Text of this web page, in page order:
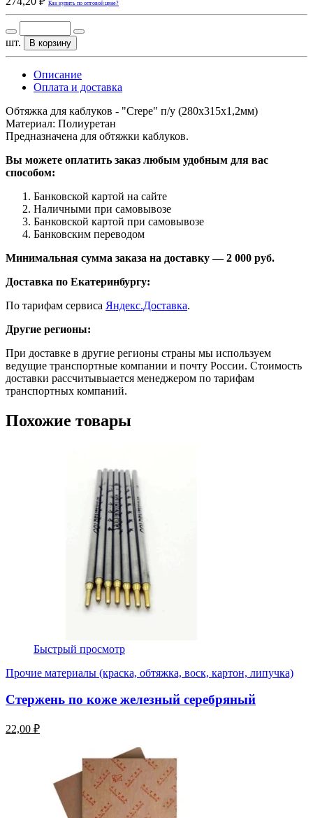
Как купить по оптовой цене?
шт. В корзину
Описание
Оплата и доставка
Обтяжка для каблуков - "Crepe" п/у (280х315х1,2мм)
Материал: Полиуретан
Предназначена для обтяжки каблуков.
Вы можете оплатить заказ любым удобным для вас
способом:
Банковской картой на сайте
Наличными при самовывозе
Банковской картой при самовывозе
Банковским переводом
Минимальная сумма заказа на доставку — 2 000 руб.
Доставка по Екатеринбургу:
По тарифам сервиса Яндекс.Доставка.
Другие регионы:
При доставке в другие регионы страны мы используем
ведущие транспортные компании и почту России. Стоимость
доставки рассчитывыается менеджером по тарифам
транспортных компаний.
Похожие товары
Быстрый просмотр
Прочие материалы (краска, обтяжка, воск, картон, липучка)
Стержень по коже железный серебряный
22,00 ₽